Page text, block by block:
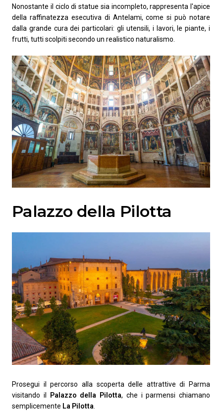
Nonostante il ciclo di statue sia incompleto, rappresenta l'apice
della raffinatezza esecutiva di Antelami, come si può notare
dalla grande cura dei particolari: gli utensili, i lavori, le piante, i
frutti, tutti scolpiti secondo un realistico naturalismo.
Palazzo della Pilotta
Prosegui il percorso alla scoperta delle attrattive di Parma
visitando il
Palazzo della Pilotta, che i parmensi chiamano
semplicemente La Pilotta